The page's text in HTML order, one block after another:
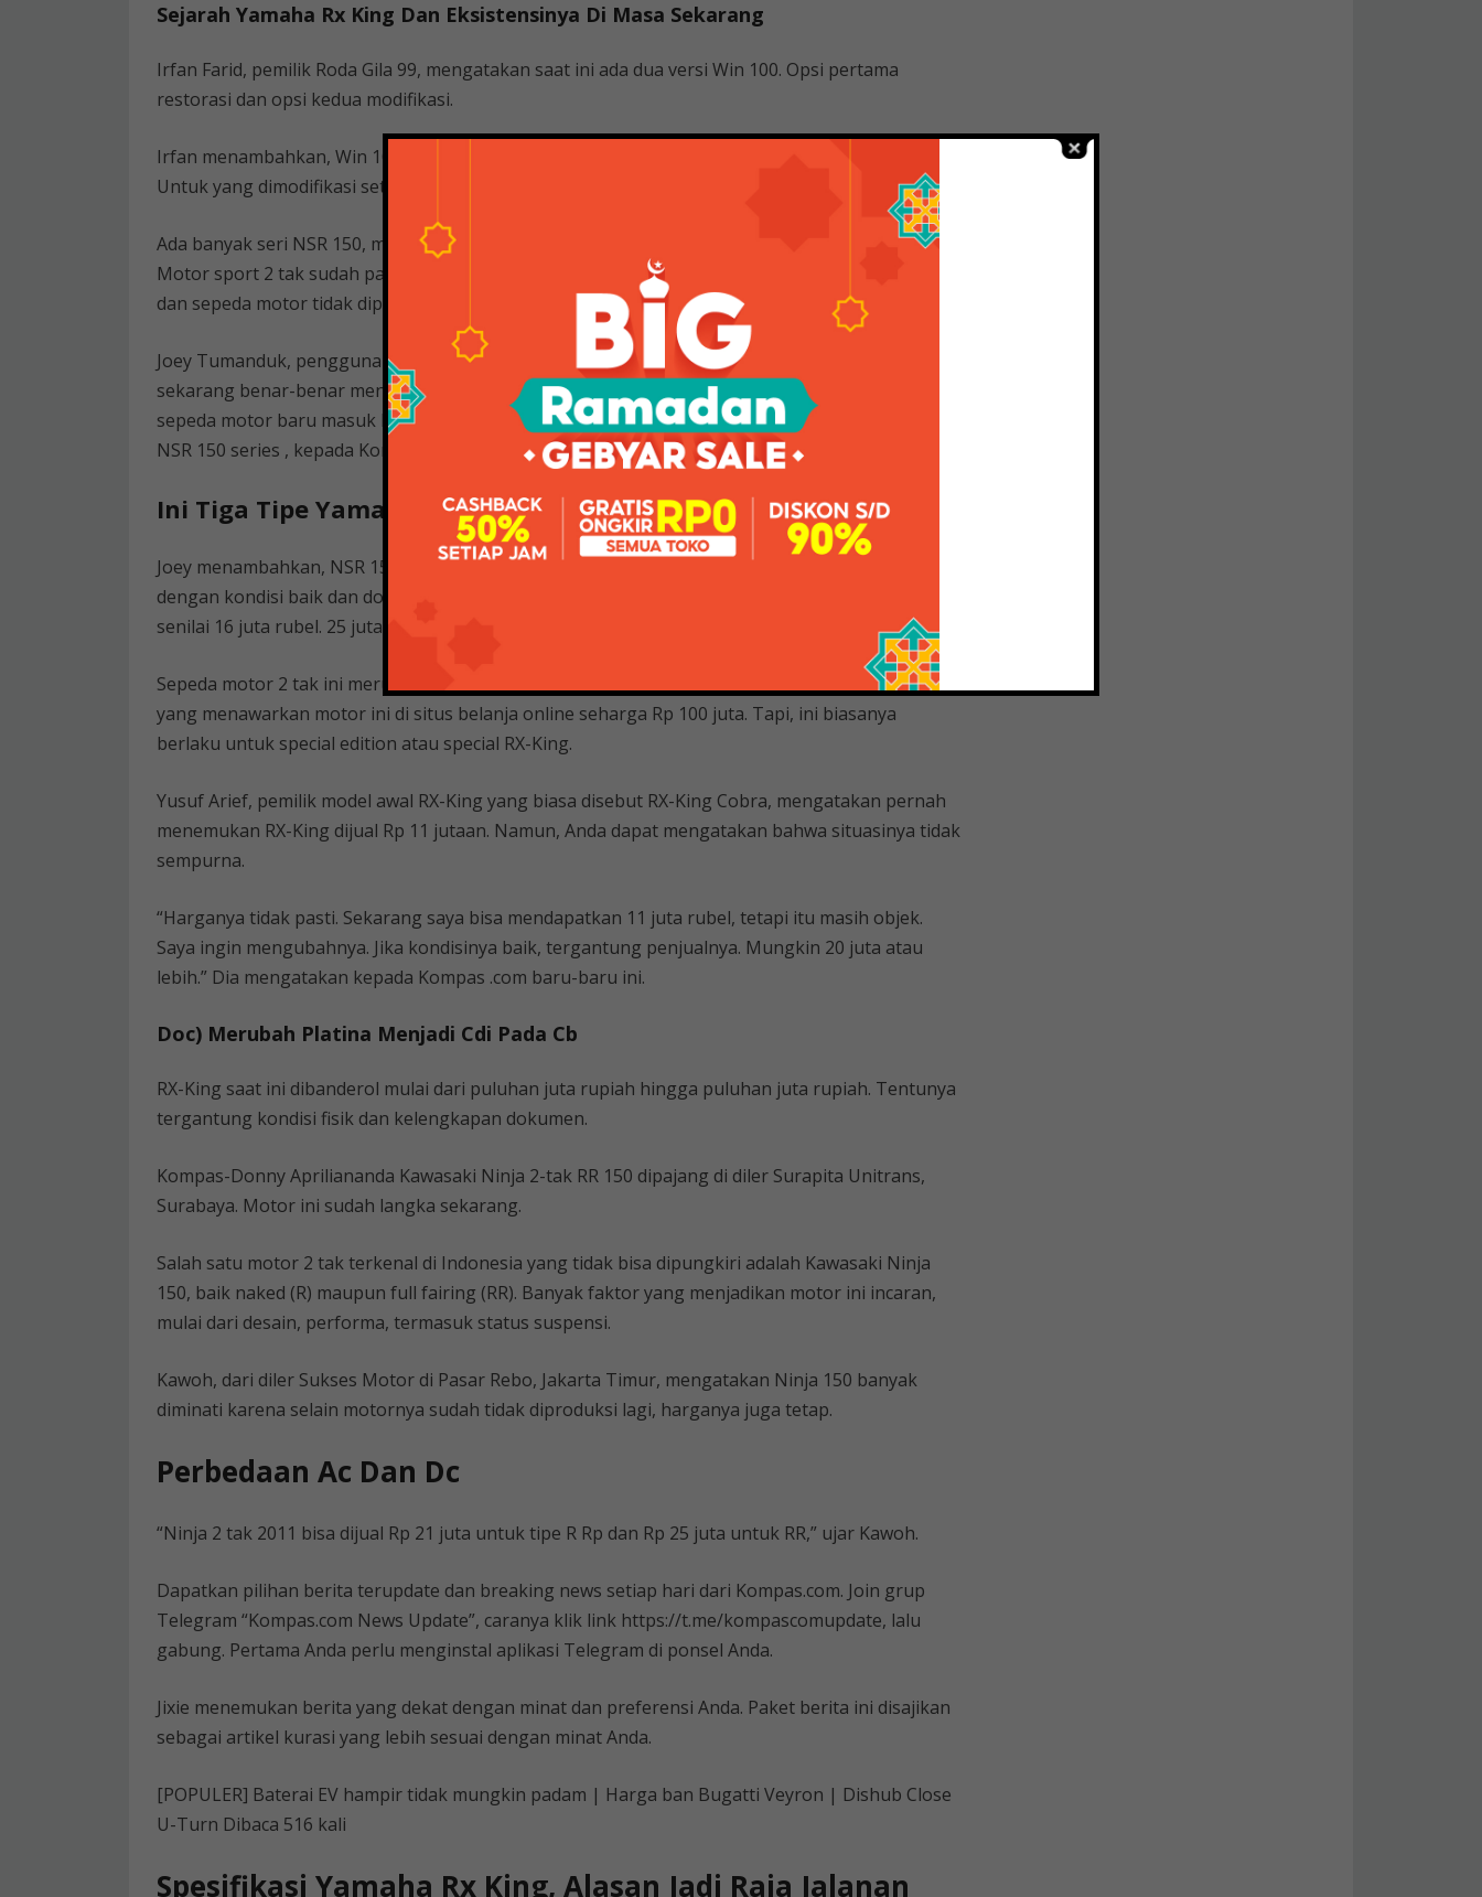
Sejarah Yamaha Rx King Dan Eksistensinya Di Masa Sekarang
Irfan Farid, pemilik Roda Gila 99, mengatakan saat ini ada dua versi Win 100. Opsi pertama
restorasi dan opsi kedua modifikasi.
Irfan menambahkan, Win 100 tahun 1984 dikembalikan ke kondisi 90 persen senilai Rp 28 juta.
Untuk yang dimodifikasi setengah jalan, berkisar Rp 18 jutaan.
Ada banyak seri NSR 150, mulai dari NSR 150 R, NSR 150 RR Astra, NSR 150 RR dan NSR 150 SP.
Motor sport 2 tak sudah pasti hobi sepeda motor. Jumlah penduduk di Indonesia tidak banyak
dan sepeda motor tidak diproduksi. Sebab, harga yang ditawarkan saat ini cukup tinggi.
Joey Tumanduk, pengguna NSR 150 series, mengatakan kepada Kompas bahwa “Harganya
sekarang benar-benar meningkat, karena banyak sepeda motor bermunculan dan banyak
sepeda motor baru masuk ke Indonesia, 2-tak semakin populer,” Joey Tumanduk, pengguna
NSR 150 series , kepada Kompas. .com baru-baru ini.
Ini Tiga Tipe Yamaha Rx King Yang Banyak Diburu Kolektor
Joey menambahkan, NSR 150 SP dibanderol Rp 35 juta. Namun kini bisa mencapai Rp 100 juta
dengan kondisi baik dan dokumen lengkap dan asli. Sebelumnya NSR 150 RR Astra berkisar Rp.
senilai 16 juta rubel. 25 juta, sekarang pasarannya Rp. 65 juta.
Sepeda motor 2 tak ini merupakan salah satu sepeda motor dengan kipas khusus. Pernah ada
yang menawarkan motor ini di situs belanja online seharga Rp 100 juta. Tapi, ini biasanya
berlaku untuk special edition atau special RX-King.
Yusuf Arief, pemilik model awal RX-King yang biasa disebut RX-King Cobra, mengatakan pernah
menemukan RX-King dijual Rp 11 jutaan. Namun, Anda dapat mengatakan bahwa situasinya tidak
sempurna.
“Harganya tidak pasti. Sekarang saya bisa mendapatkan 11 juta rubel, tetapi itu masih objek.
Saya ingin mengubahnya. Jika kondisinya baik, tergantung penjualnya. Mungkin 20 juta atau
lebih.” Dia mengatakan kepada Kompas .com baru-baru ini.
Doc) Merubah Platina Menjadi Cdi Pada Cb
RX-King saat ini dibanderol mulai dari puluhan juta rupiah hingga puluhan juta rupiah. Tentunya
tergantung kondisi fisik dan kelengkapan dokumen.
Kompas-Donny Apriliananda Kawasaki Ninja 2-tak RR 150 dipajang di diler Surapita Unitrans,
Surabaya. Motor ini sudah langka sekarang.
Salah satu motor 2 tak terkenal di Indonesia yang tidak bisa dipungkiri adalah Kawasaki Ninja
150, baik naked (R) maupun full fairing (RR). Banyak faktor yang menjadikan motor ini incaran,
mulai dari desain, performa, termasuk status suspensi.
Kawoh, dari diler Sukses Motor di Pasar Rebo, Jakarta Timur, mengatakan Ninja 150 banyak
diminati karena selain motornya sudah tidak diproduksi lagi, harganya juga tetap.
Perbedaan Ac Dan Dc
“Ninja 2 tak 2011 bisa dijual Rp 21 juta untuk tipe R Rp dan Rp 25 juta untuk RR,” ujar Kawoh.
Dapatkan pilihan berita terupdate dan breaking news setiap hari dari Kompas.com. Join grup
Telegram “Kompas.com News Update”, caranya klik link https://t.me/kompascomupdate, lalu
gabung. Pertama Anda perlu menginstal aplikasi Telegram di ponsel Anda.
Jixie menemukan berita yang dekat dengan minat dan preferensi Anda. Paket berita ini disajikan
sebagai artikel kurasi yang lebih sesuai dengan minat Anda.
[POPULER] Baterai EV hampir tidak mungkin padam | Harga ban Bugatti Veyron | Dishub Close
U-Turn Dibaca 516 kali
Spesifikasi Yamaha Rx King, Alasan Jadi Raja Jalanan